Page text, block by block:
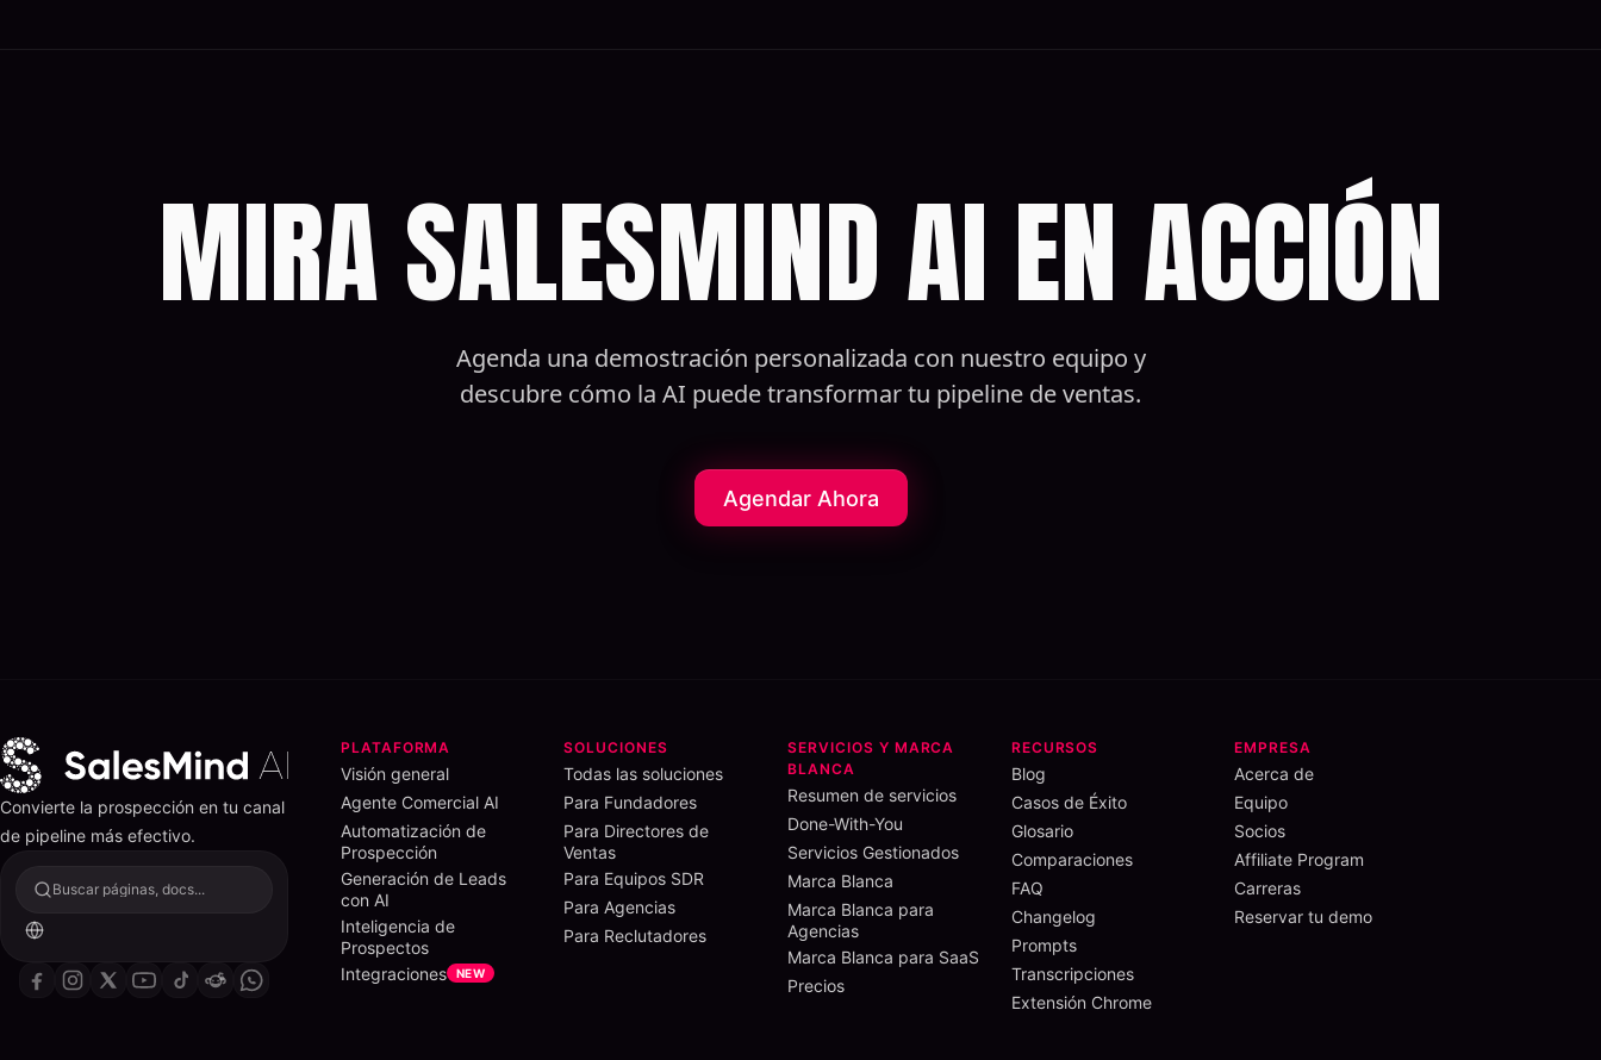
MIRA SALESMIND AI EN ACCIÓN
Agenda una demostración personalizada con nuestro equipo y
descubre cómo la AI puede transformar tu pipeline de ventas.
Agendar Ahora
Convierte la prospección en tu canal
de pipeline más efectivo.
Buscar páginas, docs...
PLATAFORMA
Visión general
Agente Comercial AI
Automatización de
Prospección
Generación de Leads
con AI
Inteligencia de
Prospectos
Integraciones
NEW
SOLUCIONES
Todas las soluciones
Para Fundadores
Para Directores de
Ventas
Para Equipos SDR
Para Agencias
Para Reclutadores
SERVICIOS Y MARCA
BLANCA
Resumen de servicios
Done-With-You
Servicios Gestionados
Marca Blanca
Marca Blanca para
Agencias
Marca Blanca para SaaS
Precios
RECURSOS
Blog
Casos de Éxito
Glosario
Comparaciones
FAQ
Changelog
Prompts
Transcripciones
Extensión Chrome
EMPRESA
Acerca de
Equipo
Socios
Affiliate Program
Carreras
Reservar tu demo